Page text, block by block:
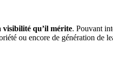
visibilité qu’il mérite. Pouvant
ou encore de génération de